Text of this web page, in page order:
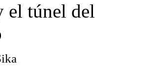
el túnel del